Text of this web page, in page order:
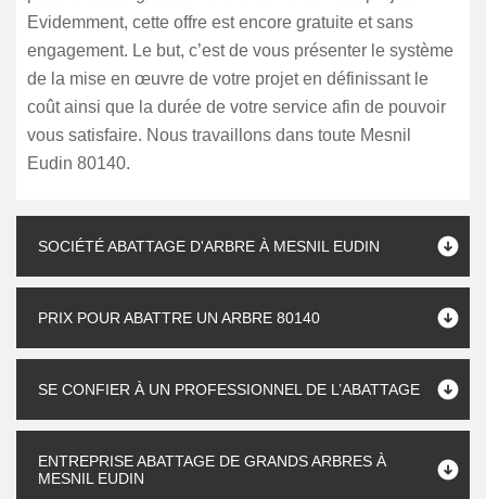
Evidemment, cette offre est encore gratuite et sans
engagement. Le but, c’est de vous présenter le système
de la mise en œuvre de votre projet en définissant le
coût ainsi que la durée de votre service afin de pouvoir
vous satisfaire. Nous travaillons dans toute Mesnil
Eudin 80140.
SOCIÉTÉ ABATTAGE D'ARBRE À MESNIL EUDIN
PRIX POUR ABATTRE UN ARBRE 80140
SE CONFIER À UN PROFESSIONNEL DE L’ABATTAGE
ENTREPRISE ABATTAGE DE GRANDS ARBRES À
MESNIL EUDIN